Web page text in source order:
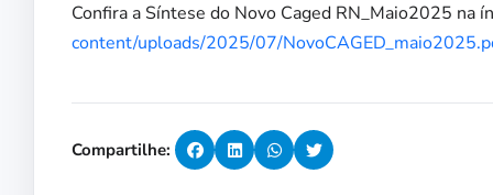
Confira a Síntese do Novo Caged RN_Maio2025 na
content/uploads/2025/07/
Compartilhe: